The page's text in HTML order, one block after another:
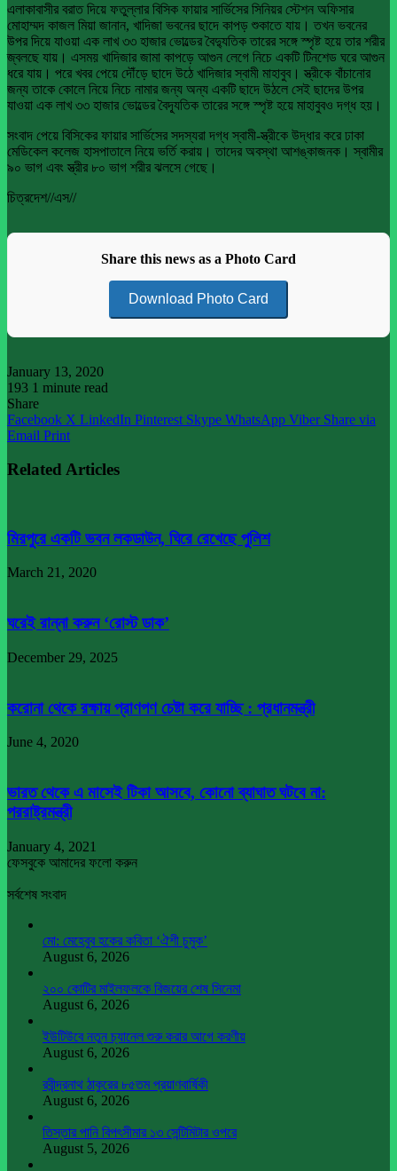
এলাকাবাসীর বরাত দিয়ে ফতুল্লার বিসিক ফায়ার সার্ভিসের সিনিয়র স্টেশন অফিসার
মোহাম্মদ কাজল মিয়া জানান, খাদিজা ভবনের ছাদে কাপড় শুকাতে যায়। তখন ভবনের
উপর দিয়ে যাওয়া এক লাখ ৩৩ হাজার ভোল্ডের বৈদ্যুতিক তারের সঙ্গে স্পৃষ্ট হয়ে তার শরীর
জ্বলছে যায়। এসময় খাদিজার জামা কাপড়ে আগুন লেগে নিচে একটি টিনশেড ঘরে আগুন
ধরে যায়। পরে খবর পেয়ে দৌঁড়ে ছাদে উঠে খাদিজার স্বামী মাহাবুব। স্ত্রীকে বাঁচানোর
জন্য তাকে কোলে নিয়ে নিচে নামার জন্য অন্য একটি ছাদে উঠলে সেই ছাদের উপর
যাওয়া এক লাখ ৩৩ হাজার ভোল্ডের বৈদ্যূতিক তারের সঙ্গে স্পৃষ্ট হয়ে মাহাবুবও দগ্ধ হয়।
সংবাদ পেয়ে বিসিকের ফায়ার সার্ভিসের সদস্যরা দগ্ধ স্বামী-স্ত্রীকে উদ্ধার করে ঢাকা
মেডিকেল কলেজ হাসপাতালে নিয়ে ভর্তি করায়। তাদের অবস্থা আশঙ্কাজনক। স্বামীর
৯০ ভাগ এবং স্ত্রীর ৮০ ভাগ শরীর ঝলসে গেছে।
চিত্রদেশ//এস//
Share this news as a Photo Card
Download Photo Card
January 13, 2020
193 1 minute read
Share
Facebook X LinkedIn Pinterest Skype WhatsApp Viber Share via
Email Print
Related Articles
মিরপুরে একটি ভবন লকডাউন, ঘিরে রেখেছে পুলিশ
March 21, 2020
ঘরেই রান্না করুন ‘রোস্ট ডাক’
December 29, 2025
করোনা থেকে রক্ষায় প্রাণপণ চেষ্টা করে যাচ্ছি : প্রধানমন্ত্রী
June 4, 2020
ভারত থেকে এ মাসেই টিকা আসবে, কোনো ব্যাঘাত ঘটবে না:
পররাষ্ট্রমন্ত্রী
January 4, 2021
ফেসবুকে আমাদের ফলো করুন
সর্বশেষ সংবাদ
মো: মেহেবুব হকের কবিতা ‘ঐশী চুমুক’
August 6, 2026
২০০ কোটির মাইলফলকে বিজয়ের শেষ সিনেমা
August 6, 2026
ইউটিউবে নতুন চ্যানেল শুরু করার আগে করণীয়
August 6, 2026
রবীন্দ্রনাথ ঠাকুরের ৮৫তম প্রয়াণবার্ষিকী
August 6, 2026
তিস্তার পানি বিপৎসীমার ১৩ সেন্টিমিটার ওপরে
August 5, 2026